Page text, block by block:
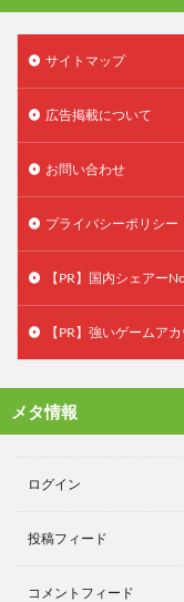
サイトマップ
広告掲載について
お問い合わせ
プライバシーポリシー
【PR】国内シェアー
【PR】強いゲームア
メタ情報
ログイン
投稿フィード
コメントフィード